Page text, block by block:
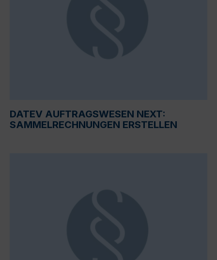
DATEV AUFTRAGSWESEN NEXT:
SAMMELRECHNUNGEN ERSTELLEN